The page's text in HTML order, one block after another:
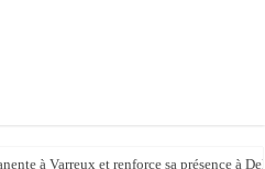
à Varreux et renforce sa présence à